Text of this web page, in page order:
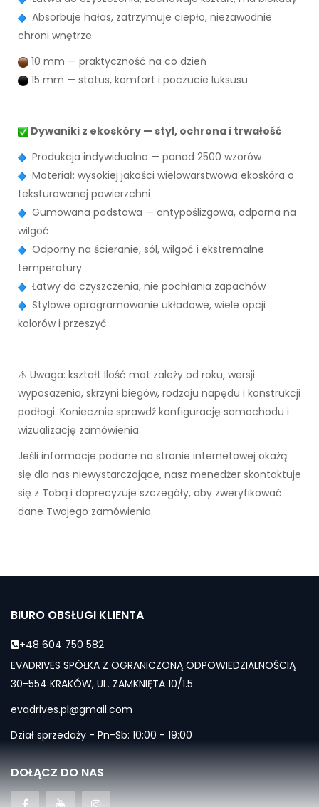
Absorbuje hałas, zatrzymuje ciepło, niezawodnie
chroni wnętrze
10 mm — praktyczność na co dzień
15 mm — status, komfort i poczucie luksusu
Dywaniki z ekoskóry — styl, ochrona i trwałość
Produkcja indywidualna — ponad 2500 wzorów
Materiał: wysokiej jakości wielowarstwowa ekoskóra o
teksturowanej powierzchni
Gumowana podstawa — antypoślizgowa, odporna na
wilgoć
Odporny na ścieranie, sól, wilgoć i ekstremalne
temperatury
Łatwy do czyszczenia, nie pochłania zapachów
Stylowe oprogramowanie układowe, wiele opcji
kolorów i przeszyć
⚠️ Uwaga: kształt Ilość mat zależy od roku, wersji
wyposażenia, skrzyni biegów, rodzaju napędu i konstrukcji
podłogi. Koniecznie sprawdź konfigurację samochodu i
wizualizację zamówienia.
Jeśli informacje podane na stronie internetowej okażą
się dla nas niewystarczające, nasz menedżer skontaktuje
się z Tobą i doprecyzuje szczegóły, aby zweryfikować
dane Twojego zamówienia.
BIURO OBSŁUGI KLIENTA
+48 604 750 582
EVADRIVES SPÓŁKA Z OGRANICZONĄ ODPOWIEDZIALNOŚCIĄ
30-554 KRAKÓW, UL. ZAMKNIĘTA 10/1.5
evadrives.pl@gmail.com
Dział sprzedaży - Pn-Sb: 10:00 - 19:00
DOŁĄCZ DO NAS